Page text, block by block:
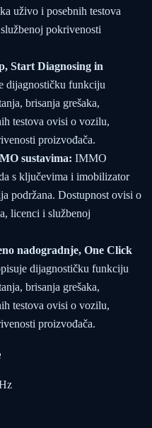
uživo i posebnih testova
pokrivenosti
Start Diagnosing in
dijagnostičku funkciju
brisanja grešaka,
testova ovisi o vozilu,
proizvođača.
sustavima: IMMO
s ključevima i imobilizator
podržana. Dostupnost ovisi o
licenci i službenoj
nadogradnje, One Click
dijagnostičku funkciju
brisanja grešaka,
testova ovisi o vozilu,
proizvođača.